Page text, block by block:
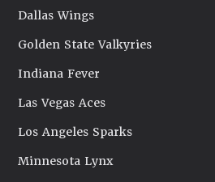
Dallas Wings
Golden State Valkyries
Indiana Fever
Las Vegas Aces
Los Angeles Sparks
Minnesota Lynx